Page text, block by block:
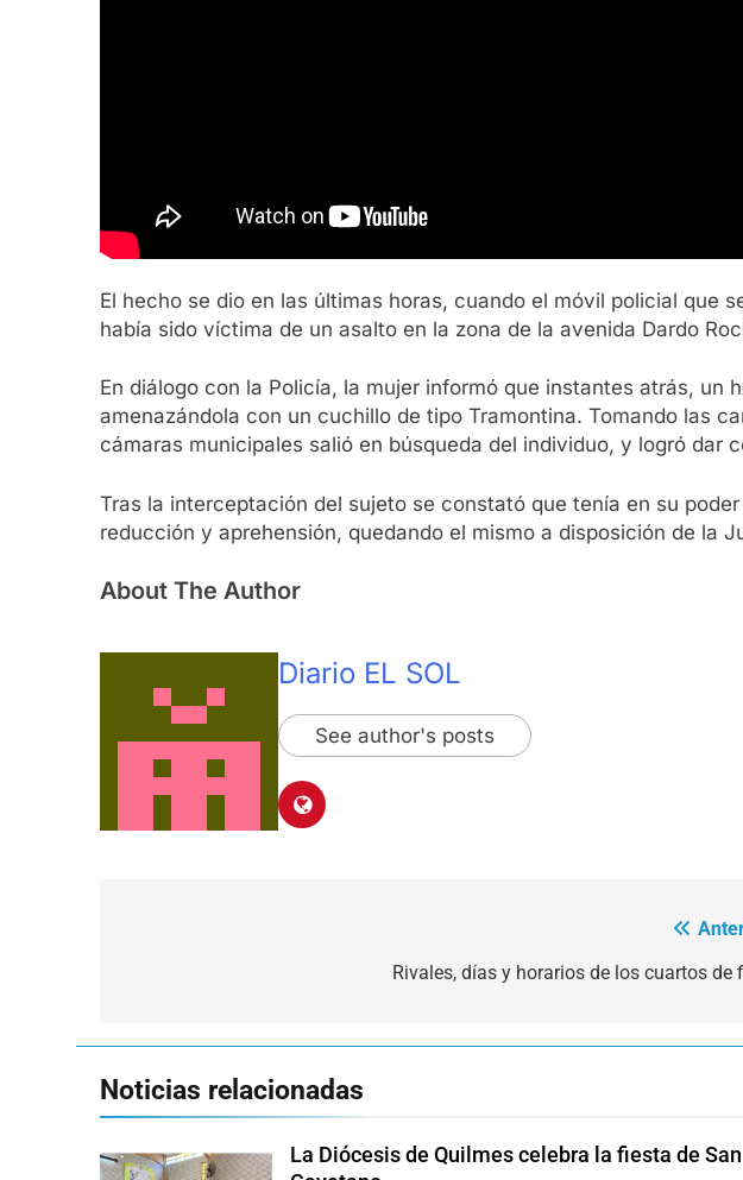
El hecho se dio en las últimas horas, cuando el móvil policial que
había sido víctima de un asalto en la zona de la avenida Dardo
En diálogo con la Policía, la mujer informó que instantes atrás,
amenazándola con un cuchillo de tipo Tramontina. Tomando las
cámaras municipales salió en búsqueda del individuo, y logró dar
Tras la interceptación del sujeto se constató que tenía en su
reducción y aprehensión, quedando el mismo a disposición de la
About The Author
Diario EL SOL
See author's posts
Rivales, días y horarios de los cuartos de
Noticias relacionadas
La Diócesis de Quilmes celebra la fiesta de San